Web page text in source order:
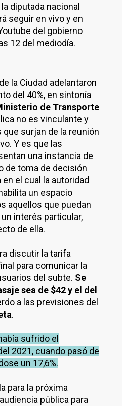
diputada nacional
seguir en vivo y en
del gobierno
12 del mediodía.
la Ciudad adelantaron
del 40%, en sintonía
de Transporte
no es vinculante y
surjan de la reunión
Y es que las
una instancia de
de toma de decisión
el cual la autoridad
un espacio
aquellos que puedan
interés particular,
de ella.
discutir la tarifa
para comunicar la
del subte. Se
sea de $42 y el del
a las previsiones del
.
sufrido el
2021, cuando pasó de
un 17,6%.
para la próxima
pública para